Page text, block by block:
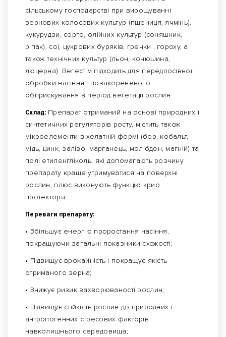
сільському господарстві при вирощуванні
зернових колосових культур (пшениця, ячмінь),
кукурудзи, сорго, олійних культур (соняшник,
ріпак), сої, цукрових буряків, гречки , гороху, а
також технічних культур (льон, конюшина,
люцерна). Вегестім підходить для передпосівної
обробки насіння і позакореневого
обприскування в період вегетації рослин.
Склад: Препарат отриманий на основі природних і
синтетичних регуляторів росту, містить також
мікроелементи в хелатній формі (бор, кобальт,
мідь, цинк, залізо, марганець, молібден, магній) та
полі етиленгліколь, які допомагають розчину
препарату краще утримуватися на поверхні
рослин, плюс виконують функцію крио
протектора.
Переваги препарату:
• Збільшує енергію проростання насіння,
покращуючи загальні показники схожості;
• Підвищує врожайність і покращує якість
отриманого зерна;
• Знижує ризик захворюваності рослин;
• Підвищує стійкість рослин до природних і
антропогенних стресових факторів
навколишнього середовища;